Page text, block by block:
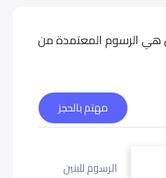
هي الرسوم المعتمدة من
مهتم بالحجز
الرسوم للبنين